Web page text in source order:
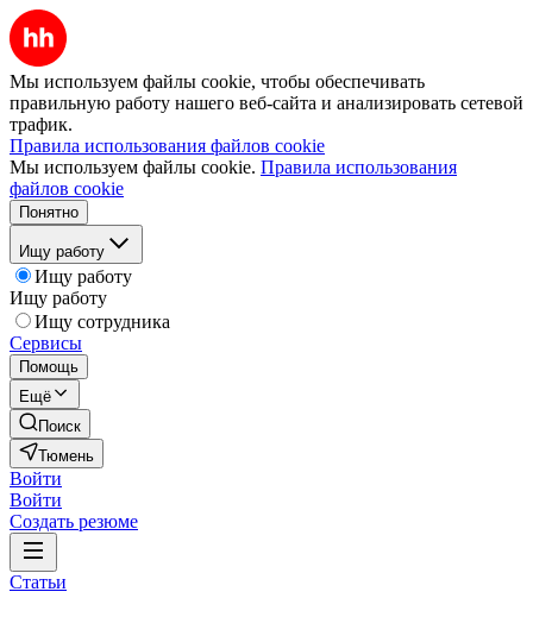
Мы используем файлы cookie, чтобы обеспечивать
правильную работу нашего веб-сайта и анализировать сетевой
трафик.
Правила использования файлов cookie
Мы используем файлы cookie. Правила использования
файлов cookie
Понятно
Ищу работу
Ищу работу
Ищу работу
Ищу сотрудника
Сервисы
Помощь
Ещё
Поиск
Тюмень
Войти
Войти
Создать резюме
Статьи